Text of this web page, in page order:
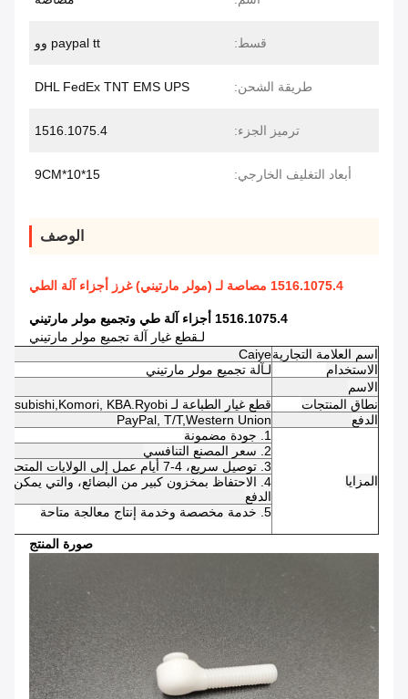
قسط: paypal tt وو
طريقة الشحن: DHL FedEx TNT EMS UPS
ترميز الجزء: 1516.1075.4
أبعاد التغليف الخارجي: 15*10*9CM
الوصف
1516.1075.4 مصاصة لـ (مولر مارتيني) غرز أجزاء آلة الطي
1516.1075.4 أجزاء آلة طي وتجميع مولر مارتيني
لـقطع غيار آلة تجميع مولر مارتيني
اسم العلامة التجاريةCaiye
الاستخدام
لـآلة تجميع مولر مارتيني
الاسم
نطاق المنتجات
قطع غيار الطباعة لـ Roland,KBA.Ryobi....
الدفع
PayPal, T/T,Western Union
المزايا
1. جودة مضمونة
2. سعر المصنع التنافسي
3. توصيل سريع، 4-7 أيام عمل إلى الولايات المتحدة/المملكة المتحدة/أستراليا
الدفع
5. خدمة مخصصة وخدمة إنتاج معالجة متاحة
صورة المنتج